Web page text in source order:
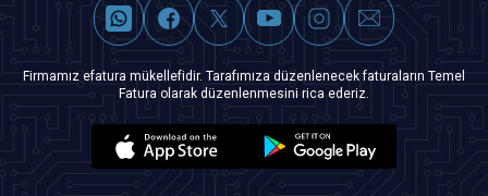
Firmamız efatura mükellefidir. Tarafımıza düzenlenecek faturaların Temel
Fatura olarak düzenlenmesini rica ederiz.